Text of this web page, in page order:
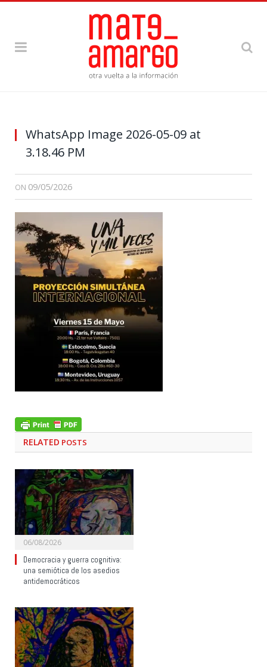
WhatsApp Image 2026-05-09 at
3.18.46 PM
ON 09/05/2026
RELATED POSTS
06/08/2026
Democracia y guerra cognitiva:
una semiótica de los asedios
antidemocráticos